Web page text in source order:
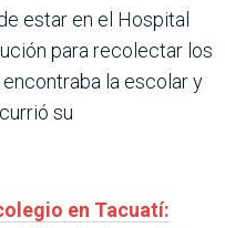
estar en el Hospital
para recolectar los
la escolar y
su
en Tacuatí: